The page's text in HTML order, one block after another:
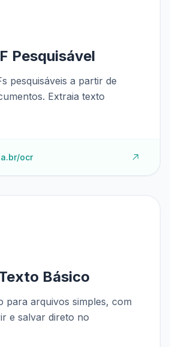
Pesquisável
pesquisáveis a partir de
Extraia texto
ocr
Básico
para arquivos simples, com
e salvar direto no